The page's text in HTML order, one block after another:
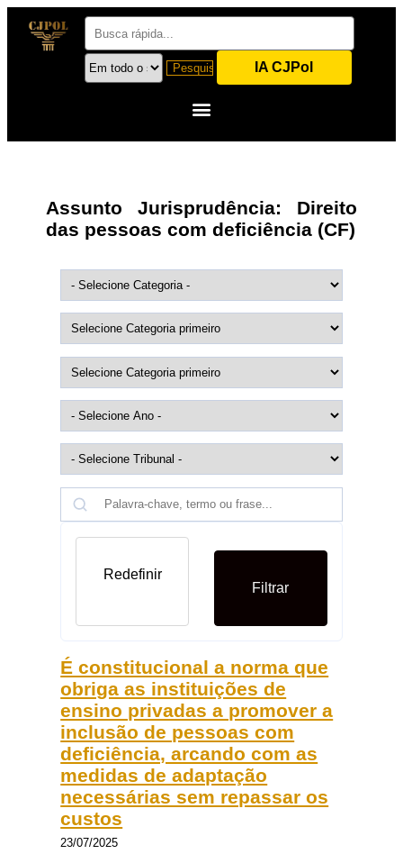
IA CJPol
Assunto Jurisprudência: Direito
das pessoas com deficiência (CF)
Filtrar
Redefinir
É constitucional a norma que
obriga as instituições de
ensino privadas a promover a
inclusão de pessoas com
deficiência, arcando com as
medidas de adaptação
necessárias sem repassar os
custos
23/07/2025